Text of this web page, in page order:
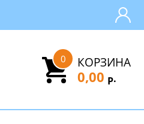
КОРЗИНА
0
0,00 Р.